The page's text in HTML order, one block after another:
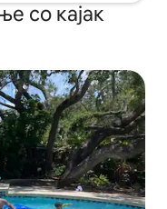
со кајак